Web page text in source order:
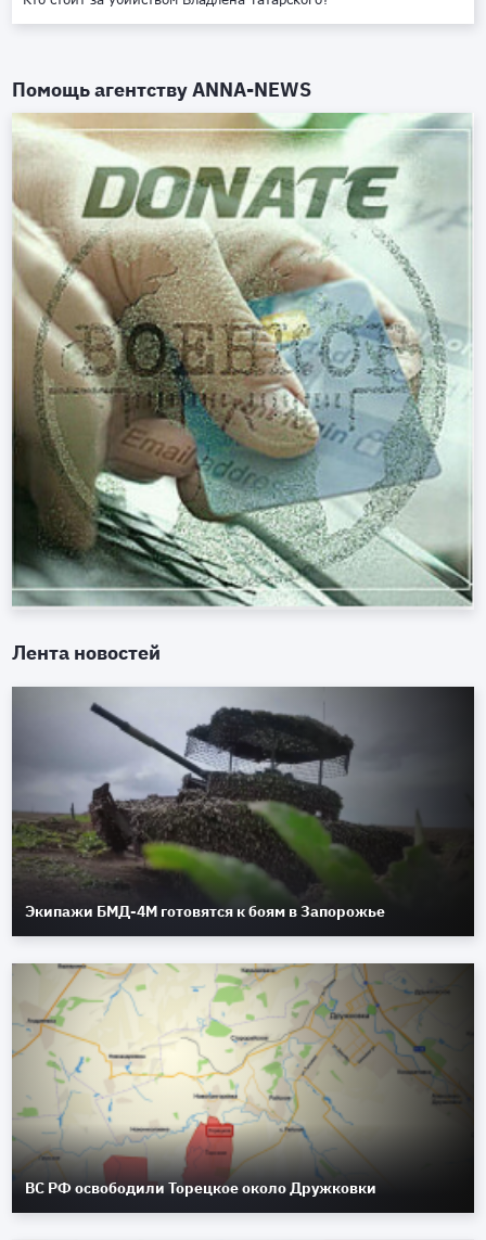
Помощь агентствуANNA-NEWS
Лента новостей
Экипажи БМД-4М готовятся к боям в Запорожье
ВС РФ освободили Торецкое около Дружковки